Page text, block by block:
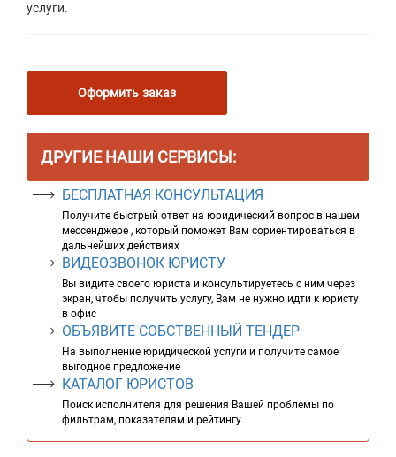
услуги.
Оформить заказ
ДРУГИЕ НАШИ СЕРВИСЫ:
БЕСПЛАТНАЯ КОНСУЛЬТАЦИЯ
Получите быстрый ответ на юридический вопрос в нашем
мессенджере , который поможет Вам сориентироваться в
дальнейших действиях
ВИДЕОЗВОНОК ЮРИСТУ
Вы видите своего юриста и консультируетесь с ним через
экран, чтобы получить услугу, Вам не нужно идти к юристу
в офис
ОБЪЯВИТЕ СОБСТВЕННЫЙ ТЕНДЕР
На выполнение юридической услуги и получите самое
выгодное предложение
КАТАЛОГ ЮРИСТОВ
Поиск исполнителя для решения Вашей проблемы по
фильтрам, показателям и рейтингу